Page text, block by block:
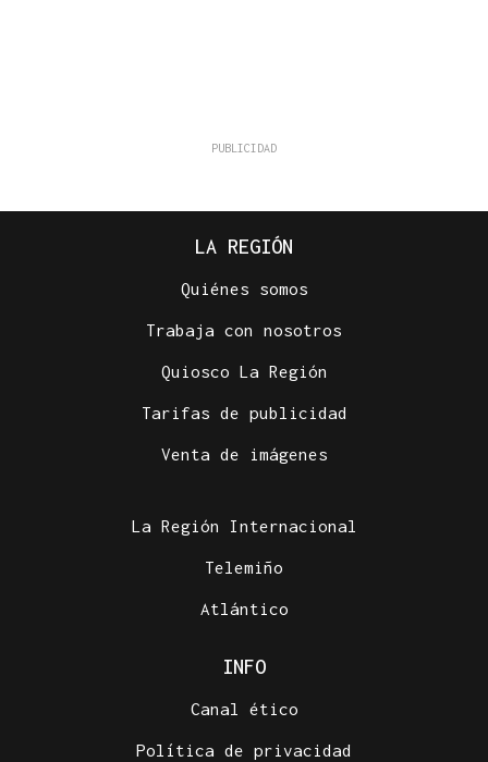
LA REGIÓN
Quiénes somos
Trabaja con nosotros
Quiosco La Región
Tarifas de publicidad
Venta de imágenes
La Región Internacional
Telemiño
Atlántico
INFO
Canal ético
Política de privacidad